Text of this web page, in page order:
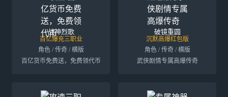
战神烈歌
百亿爆充三职业
角色 / 传奇 / 横版
百亿货币免费送，免费领代币
破镜重圆
沉默高爆红包版
角色 / 传奇 / 横版
武侠剧情专属高爆传奇